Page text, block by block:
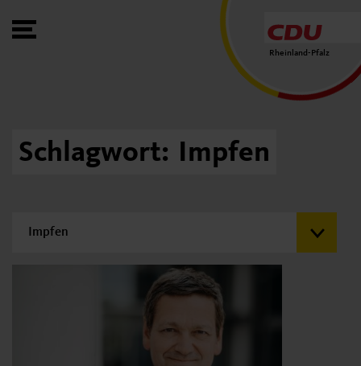
Toggle Menu
Rheinland-Pfalz
Schlagwort: Impfen